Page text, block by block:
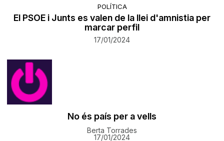
POLÍTICA
El PSOE i Junts es valen de la llei d'amnistia per
marcar perfil
17/01/2024
No és país per a vells
Berta Torrades
17/01/2024